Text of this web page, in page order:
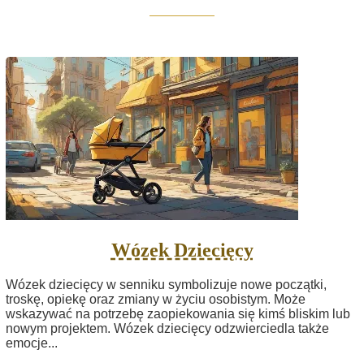
Wózek Dziecięcy
Wózek dziecięcy w senniku symbolizuje nowe początki,
troskę, opiekę oraz zmiany w życiu osobistym. Może
wskazywać na potrzebę zaopiekowania się kimś bliskim lub
nowym projektem. Wózek dziecięcy odzwierciedla także
emocje...